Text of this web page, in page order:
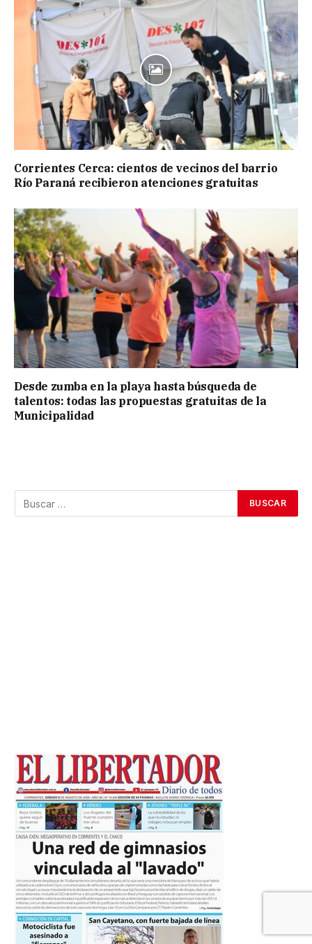
Corrientes Cerca: cientos de vecinos del barrio
Río Paraná recibieron atenciones gratuitas
Desde zumba en la playa hasta búsqueda de
talentos: todas las propuestas gratuitas de la
Municipalidad